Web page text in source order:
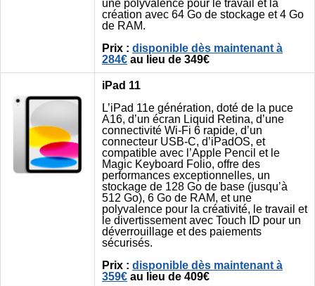
une polyvalence pour le travail et la
création avec 64 Go de stockage et 4 Go
de RAM.
Prix : disponible dès maintenant à
284€ au lieu de 349€
iPad 11
L’iPad 11e génération, doté de la puce
A16, d’un écran Liquid Retina, d’une
connectivité Wi-Fi 6 rapide, d’un
connecteur USB-C, d’iPadOS, et
compatible avec l’Apple Pencil et le
Magic Keyboard Folio, offre des
performances exceptionnelles, un
stockage de 128 Go de base (jusqu’à
512 Go), 6 Go de RAM, et une
polyvalence pour la créativité, le travail et
le divertissement avec Touch ID pour un
déverrouillage et des paiements
sécurisés.
Prix : disponible dès maintenant à
359€ au lieu de 409€